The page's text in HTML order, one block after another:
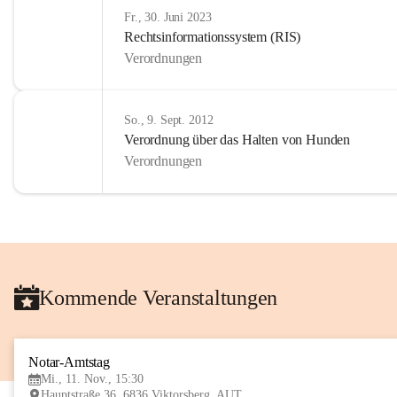
Fr., 30. Juni 2023
Rechtsinformationssystem (RIS)
Verordnungen
So., 9. Sept. 2012
Verordnung über das Halten von Hunden
Verordnungen
Kommende Veranstaltungen
Notar-Amtstag
Mi., 11. Nov., 15:30